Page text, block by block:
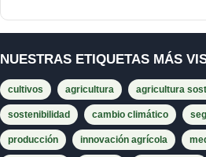
NUESTRAS ETIQUETAS MÁS
cultivos agricultura agricultura
sostenibilidad cambio climático
producción innovación agrícola